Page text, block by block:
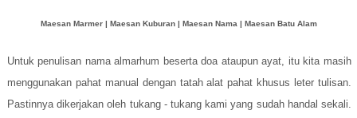
Maesan Marmer | Maesan Kuburan | Maesan Nama | Maesan Batu Alam
Untuk penulisan nama almarhum beserta doa ataupun ayat, itu kita masih
menggunakan pahat manual dengan tatah alat pahat khusus leter tulisan.
Pastinnya dikerjakan oleh tukang - tukang kami yang sudah handal sekali.